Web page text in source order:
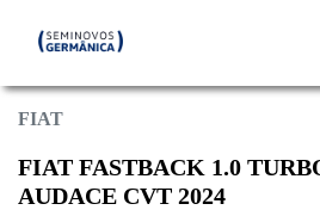
FIAT
FIAT FASTBACK 1.0
AUDACE CVT 2024